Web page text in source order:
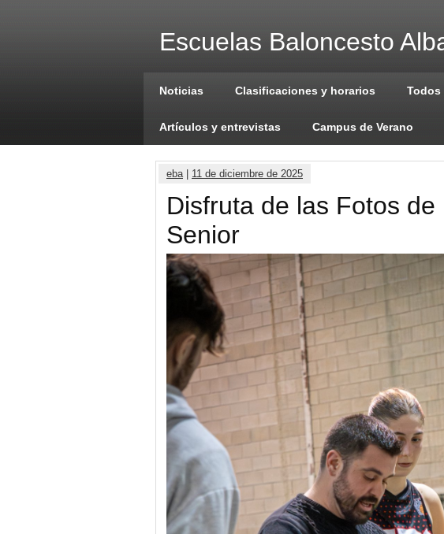
Escuelas Baloncesto
Noticias Clasificaciones y horarios Todos
Artículos y entrevistas Campus de Verano
eba| 11 de diciembre de 2025
Disfruta de las Fotos
Senior